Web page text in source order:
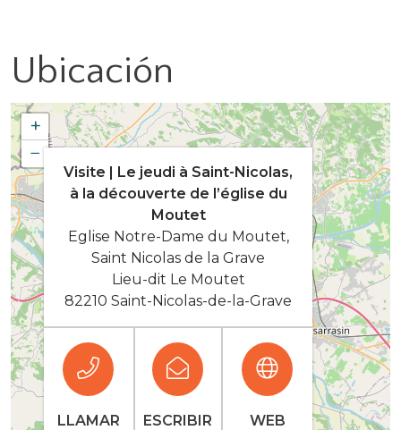
Ubicación
+
−
Visite | Le jeudi à Saint-Nicolas,
à la découverte de l’église du
Moutet
Eglise Notre-Dame du Moutet,
Saint Nicolas de la Grave
Lieu-dit Le Moutet
82210 Saint-Nicolas-de-la-Grave
LLAMAR ESCRIBIR WEB